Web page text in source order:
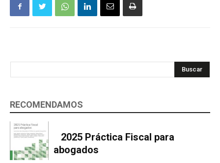
Buscar
RECOMENDAMOS
2025 Práctica Fiscal para
abogados